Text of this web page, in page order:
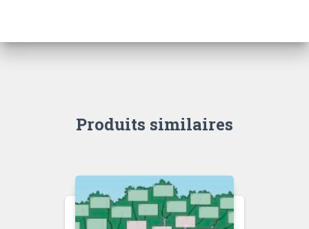
Produits similaires